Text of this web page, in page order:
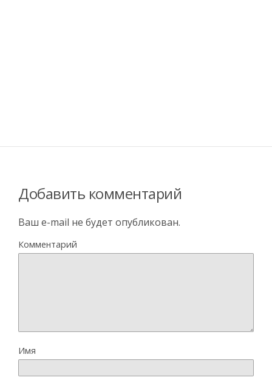
Добавить комментарий
Ваш e-mail не будет опубликован.
Комментарий
Имя